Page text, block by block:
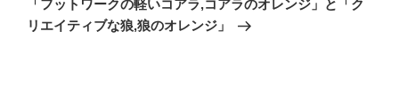
ョ
ン
稿
「フットワークの軽いコアラ,コアラのオレンジ」と「ク
リエイティブな狼,狼のオレンジ」